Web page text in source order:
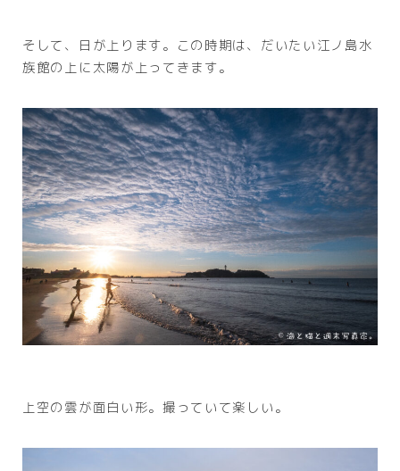
そして、日が上ります。この時期は、だいたい江ノ島水
族館の上に太陽が上ってきます。
上空の雲が面白い形。撮っていて楽しい。